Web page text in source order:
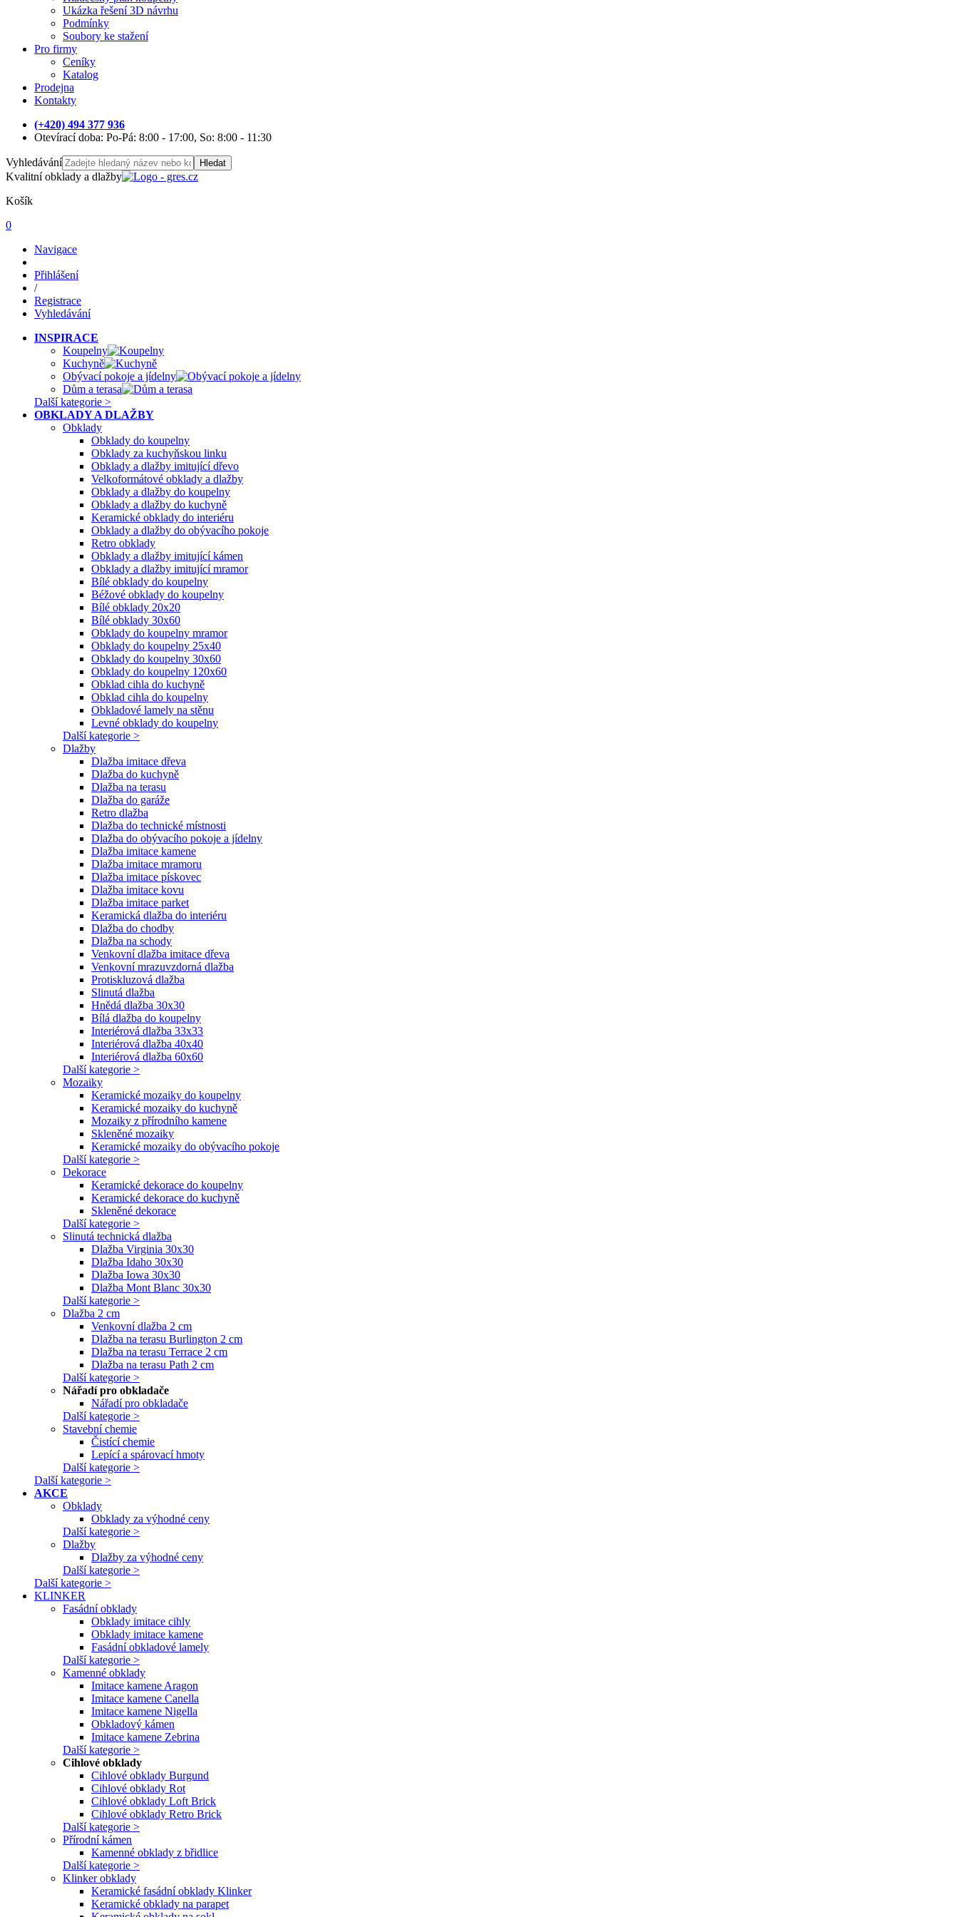
Ukázka řešení 3D návrhu
Podmínky
Soubory ke stažení
Pro firmy
Ceníky
Katalog
Prodejna
Kontakty
(+420) 494 377 936
Otevírací doba: Po-Pá: 8:00 - 17:00, So: 8:00 - 11:30
Vyhledávání Hledat
Kvalitní obklady a dlažby
Košík
0
Navigace
Přihlášení
/
Registrace
Vyhledávání
INSPIRACE
Koupelny
Kuchyně
Obývací pokoje a jídelny
Dům a terasa
Další kategorie >
OBKLADY A DLAŽBY
Obklady
Obklady do koupelny
Obklady za kuchyňskou linku
Obklady a dlažby imitující dřevo
Velkoformátové obklady a dlažby
Obklady a dlažby do koupelny
Obklady a dlažby do kuchyně
Keramické obklady do interiéru
Obklady a dlažby do obývacího pokoje
Retro obklady
Obklady a dlažby imitující kámen
Obklady a dlažby imitující mramor
Bílé obklady do koupelny
Béžové obklady do koupelny
Bílé obklady 20x20
Bílé obklady 30x60
Obklady do koupelny mramor
Obklady do koupelny 25x40
Obklady do koupelny 30x60
Obklady do koupelny 120x60
Obklad cihla do kuchyně
Obklad cihla do koupelny
Obkladové lamely na stěnu
Levné obklady do koupelny
Další kategorie >
Dlažby
Dlažba imitace dřeva
Dlažba do kuchyně
Dlažba na terasu
Dlažba do garáže
Retro dlažba
Dlažba do technické místnosti
Dlažba do obývacího pokoje a jídelny
Dlažba imitace kamene
Dlažba imitace mramoru
Dlažba imitace pískovec
Dlažba imitace kovu
Dlažba imitace parket
Keramická dlažba do interiéru
Dlažba do chodby
Dlažba na schody
Venkovní dlažba imitace dřeva
Venkovní mrazuvzdorná dlažba
Protiskluzová dlažba
Slinutá dlažba
Hnědá dlažba 30x30
Bílá dlažba do koupelny
Interiérová dlažba 33x33
Interiérová dlažba 40x40
Interiérová dlažba 60x60
Další kategorie >
Mozaiky
Keramické mozaiky do koupelny
Keramické mozaiky do kuchyně
Mozaiky z přírodního kamene
Skleněné mozaiky
Keramické mozaiky do obývacího pokoje
Další kategorie >
Dekorace
Keramické dekorace do koupelny
Keramické dekorace do kuchyně
Skleněné dekorace
Další kategorie >
Slinutá technická dlažba
Dlažba Virginia 30x30
Dlažba Idaho 30x30
Dlažba Iowa 30x30
Dlažba Mont Blanc 30x30
Další kategorie >
Dlažba 2 cm
Venkovní dlažba 2 cm
Dlažba na terasu Burlington 2 cm
Dlažba na terasu Terrace 2 cm
Dlažba na terasu Path 2 cm
Další kategorie >
Nářadí pro obkladače
Nářadí pro obkladače
Další kategorie >
Stavební chemie
Čistící chemie
Lepící a spárovací hmoty
Další kategorie >
Další kategorie >
AKCE
Obklady
Obklady za výhodné ceny
Další kategorie >
Dlažby
Dlažby za výhodné ceny
Další kategorie >
Další kategorie >
KLINKER
Fasádní obklady
Obklady imitace cihly
Obklady imitace kamene
Fasádní obkladové lamely
Další kategorie >
Kamenné obklady
Imitace kamene Aragon
Imitace kamene Canella
Imitace kamene Nigella
Obkladový kámen
Imitace kamene Zebrina
Další kategorie >
Cihlové obklady
Cihlové obklady Burgund
Cihlové obklady Rot
Cihlové obklady Loft Brick
Cihlové obklady Retro Brick
Další kategorie >
Přírodní kámen
Kamenné obklady z břidlice
Další kategorie >
Klinker obklady
Keramické fasádní obklady Klinker
Keramické obklady na parapet